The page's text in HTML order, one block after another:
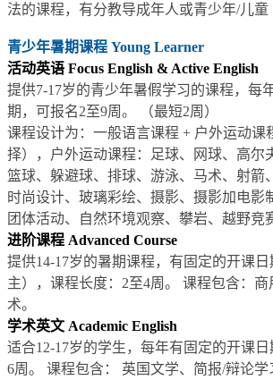
法的课程，有分教导成年人或青少年/儿童
青少年暑期课程 Young Learner
活动英语 Focus English & Active English
提供7-17岁的青少年暑假学习的课程，每
期，可报名2至9周。 （最短2周）
课程设计为：一般语言课程 + 户外运动课
择），户外运动课程：足球、网球、高尔
篮球、躲避球、排球、游泳、马术、射箭
时尚设计、玻璃彩绘、摄影、摄影加电影
团体活动、自然环境观察、攀岩、越野竞
进阶课程 Advanced Course
提供14-17岁的暑期课程，有固定的开课
主），课程长度：2至4周。 课程包含：
术。
学术英文 Academic English
适合12-17岁的学生，每年有固定的开课
6周。 课程包含： 英国文学、简报/辩论学